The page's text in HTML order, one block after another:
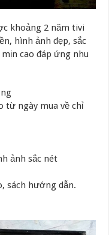
khoảng 2 năm tivi
hình ảnh đẹp, sắc
cao đáp ứng nhu
từ ngày mua về chỉ
ảnh sắc nét
sách hướng dẫn.